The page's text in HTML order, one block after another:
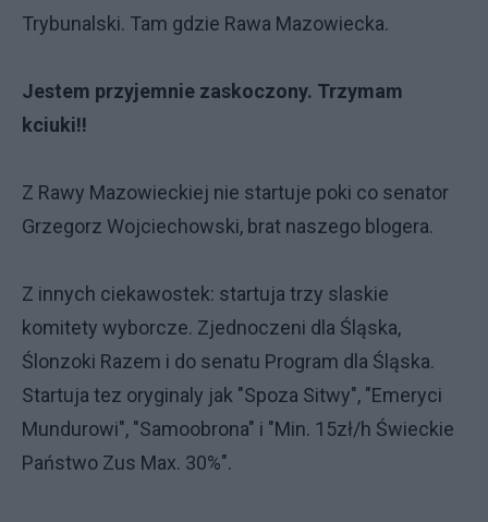
Trybunalski. Tam gdzie Rawa Mazowiecka.
Jestem przyjemnie zaskoczony. Trzymam
kciuki!!
Z Rawy Mazowieckiej nie startuje poki co senator
Grzegorz Wojciechowski, brat naszego blogera.
Z innych ciekawostek: startuja trzy slaskie
komitety wyborcze. Zjednoczeni dla Śląska,
Ślonzoki Razem i do senatu Program dla Śląska.
Startuja tez oryginaly jak "Spoza Sitwy", "Emeryci
Mundurowi", "Samoobrona" i "Min. 15zł/h Świeckie
Państwo Zus Max. 30%".